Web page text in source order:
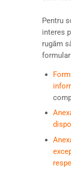
Pentru
interes
rugăm